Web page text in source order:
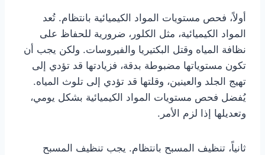
أولاً، فحص مستويات المواد الكيميائية بانتظام. تُعد
المواد الكيميائية، مثل الكلور، ضرورية للحفاظ على
نظافة المياه وقتل البكتيريا والفيروسات. ولكن يجب أن
تكون مستوياتها مضبوطة بدقة، فزيادتها قد تؤدي إلى
تهيج الجلد والعينين، وقلتها قد تؤدي إلى تلوث المياه.
يُفضل فحص مستويات المواد الكيميائية بشكل يومي،
وتعديلها إذا لزم الأمر.
ثانياً، تنظيف المسبح بانتظام. يجب تنظيف المسبح